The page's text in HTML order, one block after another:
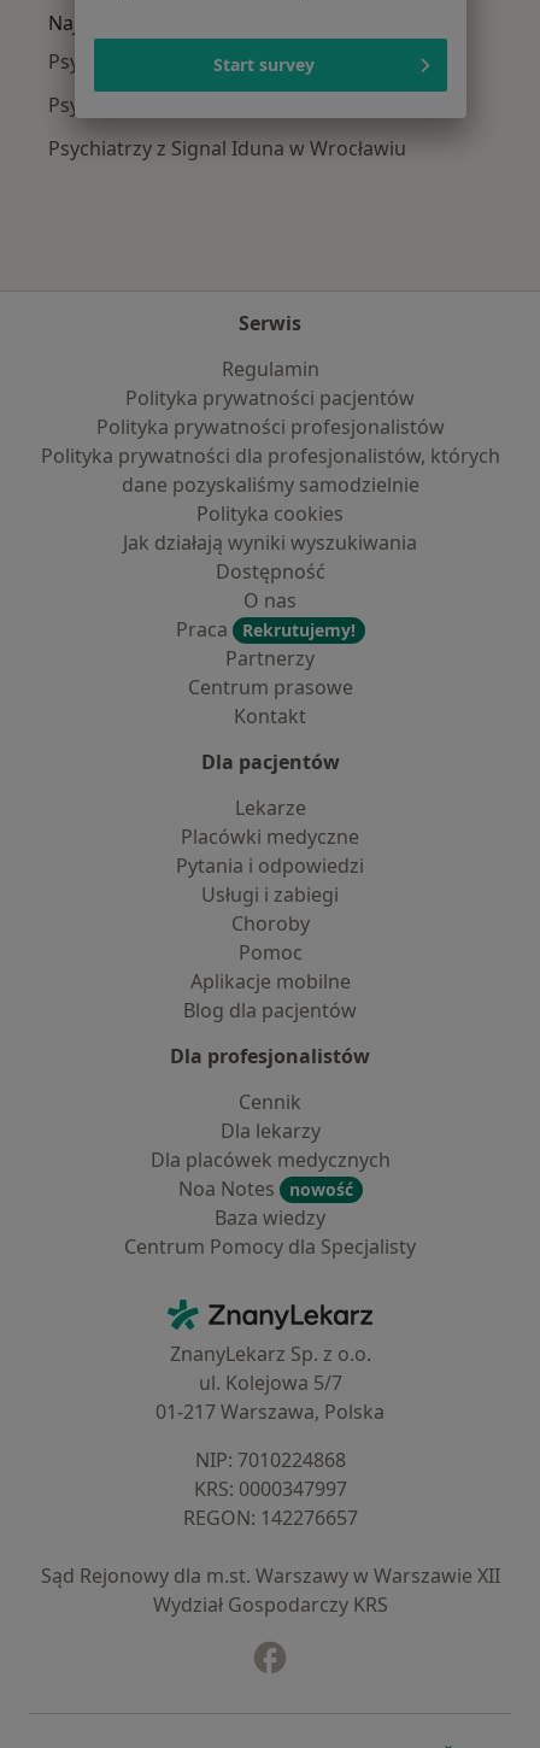
Najpopularniejsze ubezpieczenia
Psychiatrzy z Medicover w Wrocławiu
Psychiatrzy z INTER Polska w Wrocławiu
Psychiatrzy z Signal Iduna w Wrocławiu
Serwis
Regulamin
Polityka prywatności pacjentów
Polityka prywatności profesjonalistów
Polityka prywatności dla profesjonalistów, których
dane pozyskaliśmy samodzielnie
Polityka cookies
Jak działają wyniki wyszukiwania
Dostępność
O nas
Praca
Rekrutujemy!
Partnerzy
Centrum prasowe
Kontakt
Dla pacjentów
Lekarze
Placówki medyczne
Pytania i odpowiedzi
Usługi i zabiegi
Choroby
Pomoc
Aplikacje mobilne
Blog dla pacjentów
Dla profesjonalistów
Cennik
Dla lekarzy
Dla placówek medycznych
Noa Notes
nowość
Baza wiedzy
Centrum Pomocy dla Specjalisty
ZnanyLekarz - Strona główna
ZnanyLekarz Sp. z o.o.
ul. Kolejowa 5/7
01-217 Warszawa, Polska
NIP: ⁠7010224868
KRS: ⁠0000347997
REGON: ⁠142276657
Sąd Rejonowy dla m.st. Warszawy w Warszawie XII
Wydział Gospodarczy KRS
Start survey